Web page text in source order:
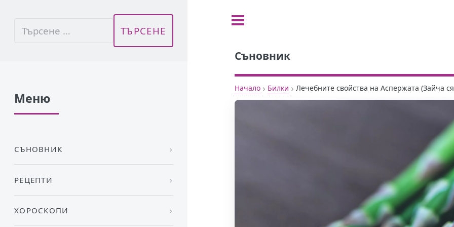
Съновник
Начало › Билки › Лечебните свойства на Аспержата (Зайча
Меню
СЪНОВНИК
РЕЦЕПТИ
ХОРОСКОПИ